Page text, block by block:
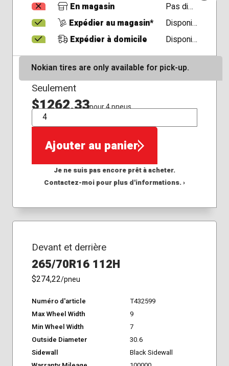
En magasin
Pas disponible
Expédier au magasin*
Disponible
Expédier à domicile
Disponible
Nokian tires are only available for pick-up.
Seulement
$1262,33pour 4 pneus
QTÉ
Ajouter au panier
Je ne suis pas encore prêt à acheter.
Contactez-moi pour plus d'informations. ›
Devant et derrière
265/70R16 112H
$274,22/pneu
Numéro d'article
T432599
Max Wheel Width
9
Min Wheel Width
7
Outside Diameter
30.6
Sidewall
Black Sidewall